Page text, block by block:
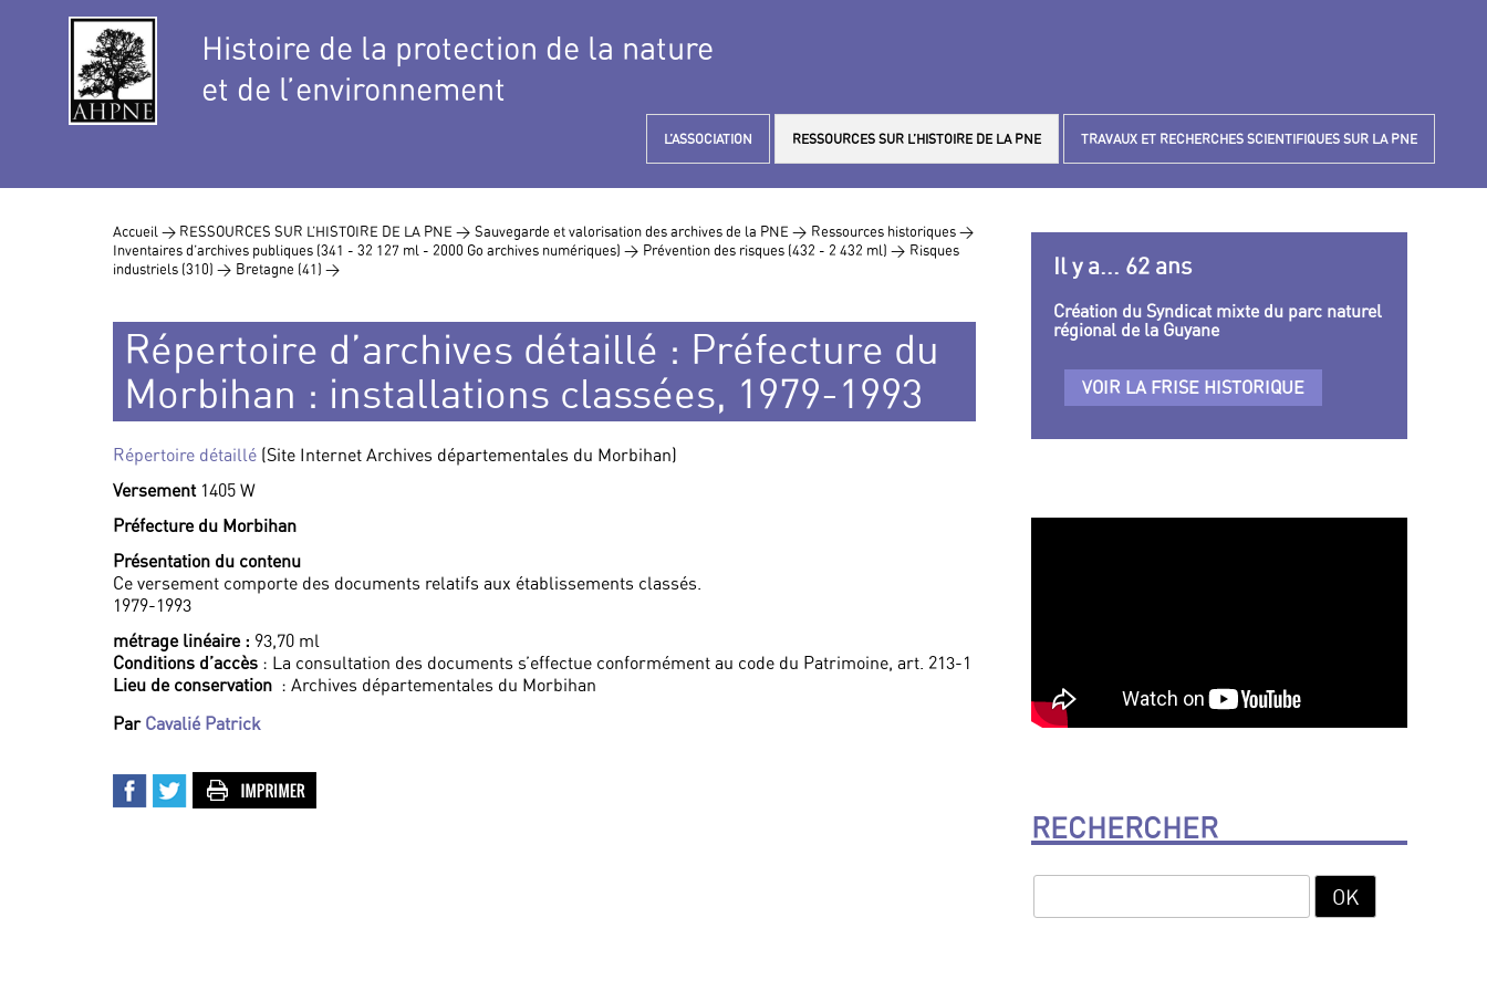
Histoire de la protection de la nature
et de l’environnement
L’ASSOCIATION RESSOURCES SUR L’HISTOIRE DE LA PNE TRAVAUX ET RECHERCHES SCIENTIFIQUES SUR LA PNE
Accueil > RESSOURCES SUR L’HISTOIRE DE LA PNE > Sauvegarde et valorisation des archives de la PNE > Ressources historiques >
Inventaires d’archives publiques (341 - 32 127 ml - 2000 Go archives numériques) > Prévention des risques (432 - 2 432 ml) > Risques
industriels (310) > Bretagne (41) >
Répertoire d’archives détaillé : Préfecture du
Morbihan : installations classées, 1979-1993
Répertoire détaillé (Site Internet Archives départementales du Morbihan)
Versement1405 W
Préfecture du Morbihan
Présentation du contenu
Ce versement comporte des documents relatifs aux établissements classés.
1979-1993
métrage linéaire : 93,70 ml
Conditions d’accès : La consultation des documents s’effectue conformément au code du Patrimoine, art. 213-1
Lieu de conservation : Archives départementales du Morbihan
Par Cavalié Patrick
Il y a... 62 ans
Création du Syndicat mixte du parc naturel
régional de la Guyane
VOIR LA FRISE HISTORIQUE
RECHERCHER